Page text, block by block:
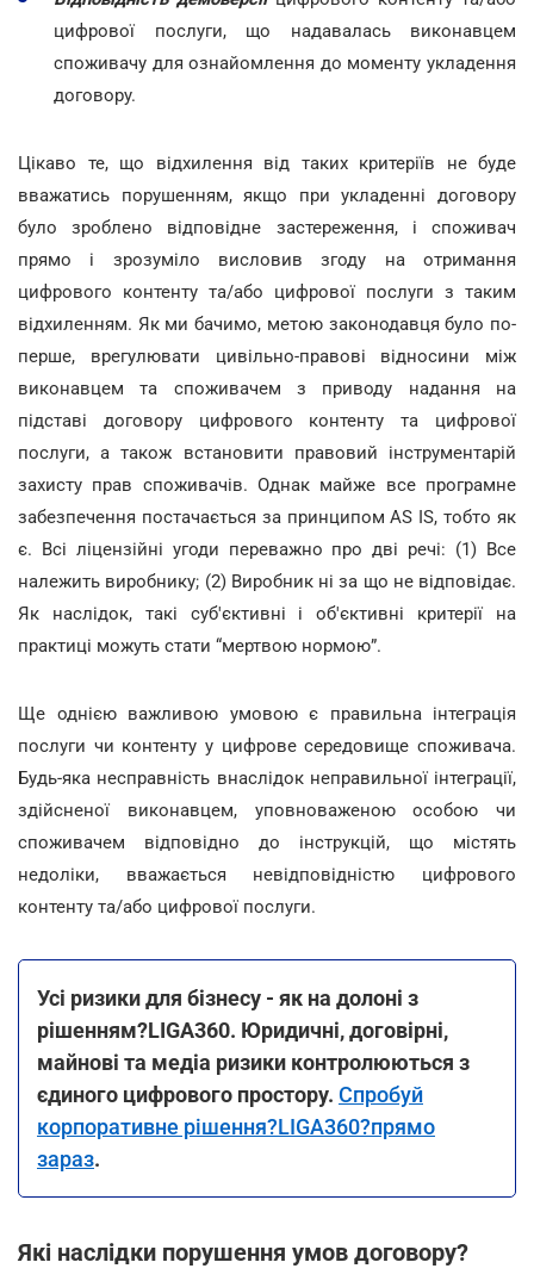
цифрової послуги, що надавалась виконавцем
споживачу для ознайомлення до моменту укладення
договору.
Цікаво те, що відхилення від таких критеріїв не буде
вважатись порушенням, якщо при укладенні договору
було зроблено відповідне застереження, і споживач
прямо і зрозуміло висловив згоду на отримання
цифрового контенту та/або цифрової послуги з таким
відхиленням. Як ми бачимо, метою законодавця було по-
перше, врегулювати цивільно-правові відносини між
виконавцем
та споживачем з приводу надання на
підставі договору цифрового контенту та цифрової
послуги, а також встановити правовий інструментарій
захисту прав споживачів. Однак майже все програмне
забезпечення постачається за принципом AS IS, тобто як
є. Всі ліцензійні угоди переважно про дві речі: (1) Все
належить виробнику; (2) Виробник ні за що не відповідає.
Як наслідок, такі суб'єктивні і об'єктивні критерії на
практиці можуть стати “мертвою нормою”.
Ще однією важливою умовою є правильна інтеграція
послуги чи контенту у цифрове середовище споживача.
Будь-яка несправність внаслідок неправильної інтеграції,
здійсненої виконавцем, уповноваженою особою чи
споживачем відповідно до інструкцій, що містять
недоліки, вважається невідповідністю цифрового
контенту та/або цифрової послуги.
Усі ризики для бізнесу - як на долоні з
рішенням?LIGA360. Юридичні, договірні,
майнові та медіа ризики контролюються з
єдиного цифрового простору. Спробуй
корпоративне рішення?LIGA360?прямо
зараз.
Які наслідки порушення умов договору?